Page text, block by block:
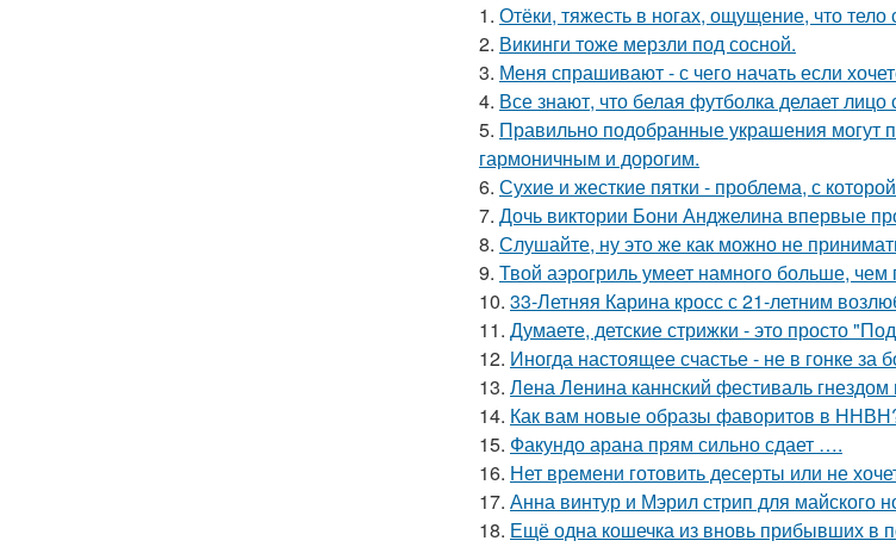
1. Отёки, тяжесть в ногах, ощущение, что
2. Викинги тоже мерзли под сосной.
3. Меня спрашивают - с чего начать если
4. Все знают, что белая футболка делает лицо
5. Правильно подобранные украшения могут
гармоничным и дорогим.
6. Сухие и жесткие пятки - проблема, с
7. Дочь виктории Бони Анджелина впервые
8. Слушайте, ну это же как можно не
9. Твой аэрогриль умеет намного больше, чем
10. 33-Летняя Карина кросс с 21-летним
11. Думаете, детские стрижки - это просто
12. Иногда настоящее счастье - не в гонке
13. Лена Ленина каннский фестиваль гнездом
14. Как вам новые образы фаворитов в
15. Факундо арана прям сильно сдает ….
16. Нет времени готовить десерты или не
17. Анна винтур и Мэрил стрип для майского
18. Ещё одна кошечка из вновь прибывших в